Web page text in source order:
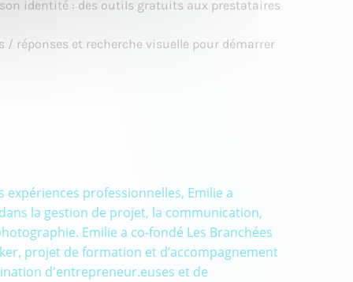
identité : des outils gratuits aux prestataires
/ réponses et recherche visuelle pour démarrer
expériences professionnelles, Emilie a
la gestion de projet, la communication,
Emilie a co-fondé Les Branchées
projet de formation et d’accompagnement
d'entrepreneur.euses et de